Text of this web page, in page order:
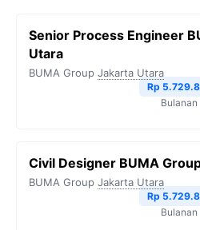
Senior Process Engineer
Utara
BUMA Group Jakarta Utara
Rp
Bulanan
Civil Designer BUMA
BUMA Group Jakarta Utara
Rp
Bulanan